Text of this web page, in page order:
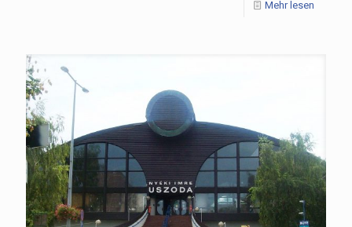
Mehr lesen